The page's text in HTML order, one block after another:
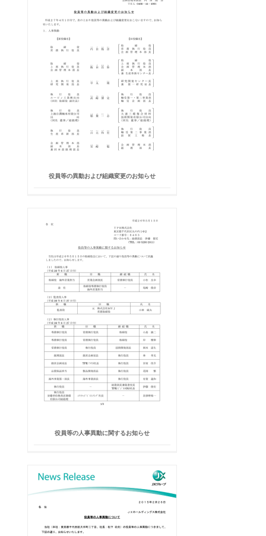
役員等の異動および組織変更のお知らせ
役員等の人事異動に関するお知らせ